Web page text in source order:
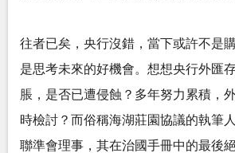
往者已矣，央行沒錯，當下或許不是
是思考未來的好機會。想想央行外匯
脹，是否已遭侵蝕？多年努力累積，
時檢討？而俗稱海湖莊園協議的執筆
聯準會理事，其在治國手冊中的最後